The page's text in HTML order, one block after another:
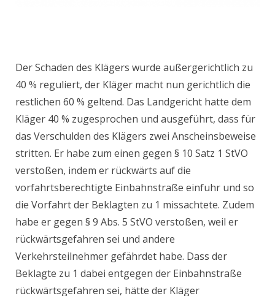
Der Schaden des Klägers wurde außergerichtlich zu
40 % reguliert, der Kläger macht nun gerichtlich die
restlichen 60 % geltend. Das Landgericht hatte dem
Kläger 40 % zugesprochen und ausgeführt, dass für
das Verschulden des Klägers zwei Anscheinsbeweise
stritten. Er habe zum einen gegen § 10 Satz 1 StVO
verstoßen, indem er rückwärts auf die
vorfahrtsberechtigte Einbahnstraße einfuhr und so
die Vorfahrt der Beklagten zu 1 missachtete. Zudem
habe er gegen § 9 Abs. 5 StVO verstoßen, weil er
rückwärtsgefahren sei und andere
Verkehrsteilnehmer gefährdet habe. Dass der
Beklagte zu 1 dabei entgegen der Einbahnstraße
rückwärtsgefahren sei, hätte der Kläger